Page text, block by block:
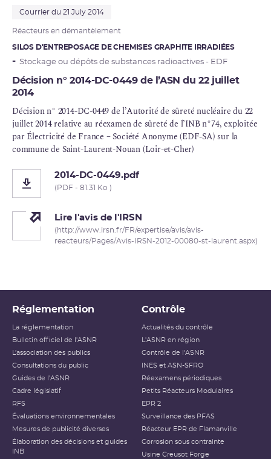
Courrier du 21 July 2014
Réacteurs en démantèlement
SILOS D'ENTREPOSAGE DE CHEMISES GRAPHITE IRRADIÉES
Stockage ou dépôts de substances radioactives - EDF
Décision n° 2014-DC-0449 de l’ASN du 22 juillet
2014
Décision n° 2014-DC-0449 de l’Autorité de sûreté nucléairedu 22
juillet 2014 relative au réexamen de sûretéde l’INB n°74, exploitée
par Électricité de France – Société Anonyme (EDF-SA) sur la
commune de Saint-Laurent-Nouan (Loir-et-Cher)
2014-DC-0449.pdf
(PDF - 81.31 Ko )
Lire l'avis de l'IRSN
(http://www.irsn.fr/FR/expertise/avis/avis-
reacteurs/Pages/Avis-IRSN-2012-00080-st-laurent.aspx)
Réglementation
La réglementation
Bulletin officiel de l'ASNR
L’association des publics
Consultations du public
Guides de l'ASNR
Cadre législatif
RFS
Évaluations environnementales
Mesures de publicité diverses
Élaboration des décisions et guides
INB
Contrôle
Actualités du contrôle
L'ASNR en région
Contrôle de l'ASNR
INES et ASN-SFRO
Réexamens périodiques
Petits Réacteurs Modulaires
EPR 2
Surveillance des PFAS
Réacteur EPR de Flamanville
Corrosion sous contrainte
Usine Creusot Forge